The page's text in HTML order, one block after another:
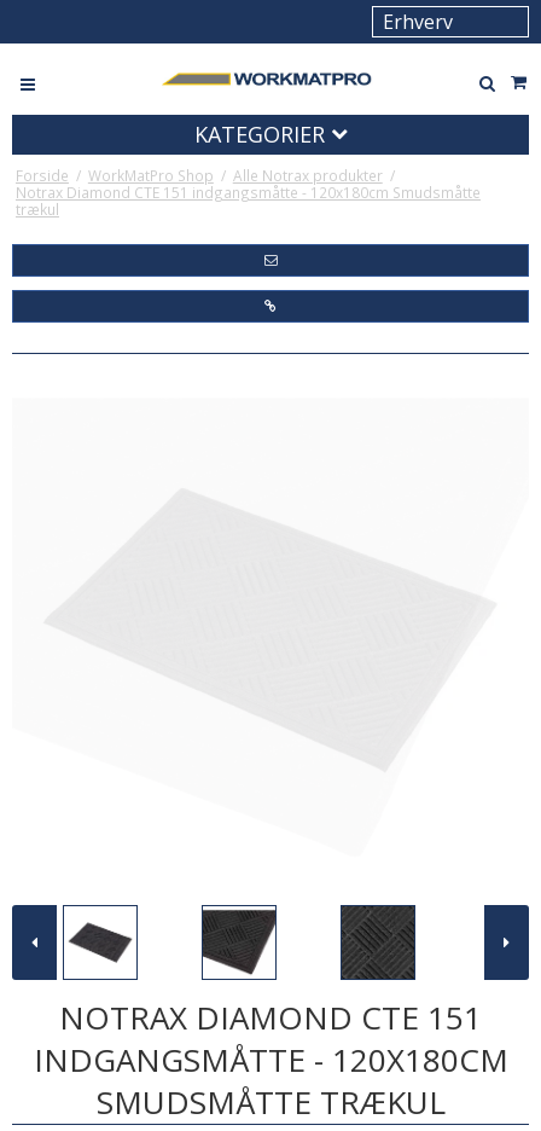
KATEGORIER
Forside / WorkMatPro Shop / Alle Notrax produkter /
Notrax Diamond CTE 151 indgangsmåtte - 120x180cm Smudsmåtte
trækul
NOTRAX DIAMOND CTE 151
INDGANGSMÅTTE - 120X180CM
SMUDSMÅTTE TRÆKUL